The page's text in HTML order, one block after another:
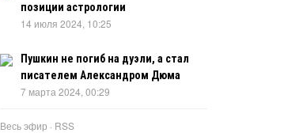
позиции астрологии
14 июля 2024, 10:25
Пушкин не погиб на дуэли, а стал
писателем Александром Дюма
7 марта 2024, 00:29
Весь эфир · RSS